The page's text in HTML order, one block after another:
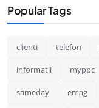
Popular Tags
clienti telefon
informatii myppc
sameday emag